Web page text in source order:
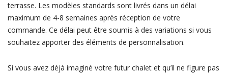
terrasse. Les modèles standards sont livrés dans un délai
maximum de 4-8 semaines après réception de votre
commande. Ce délai peut être soumis à des variations si vous
souhaitez apporter des éléments de personnalisation.
Si vous avez déjà imaginé votre futur chalet et qu’il ne figure pas